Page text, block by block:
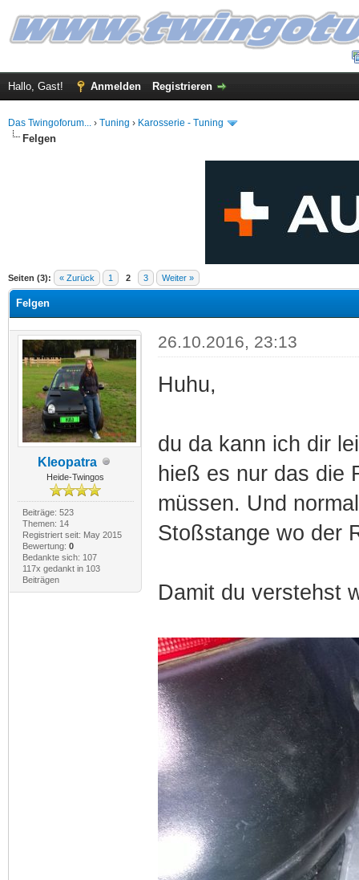
Hallo, Gast! Anmelden Registrieren
Das Twingoforum... › Tuning › Karosserie - Tuning
Felgen
Seiten (3): « Zurück 1 2 3 Weiter »
Durchschnitt
Felgen
Kleopatra
Heide-Twingos
Beiträge: 523
Themen: 14
Registriert seit: May 2015
Bewertung: 0
Bedankte sich: 107
117x gedankt in 103
Beiträgen
26.10.2016, 23:13
Huhu,
du da kann ich dir
hieß es nur das die
müssen. Und
Stoßstange wo der
Damit du verstehst